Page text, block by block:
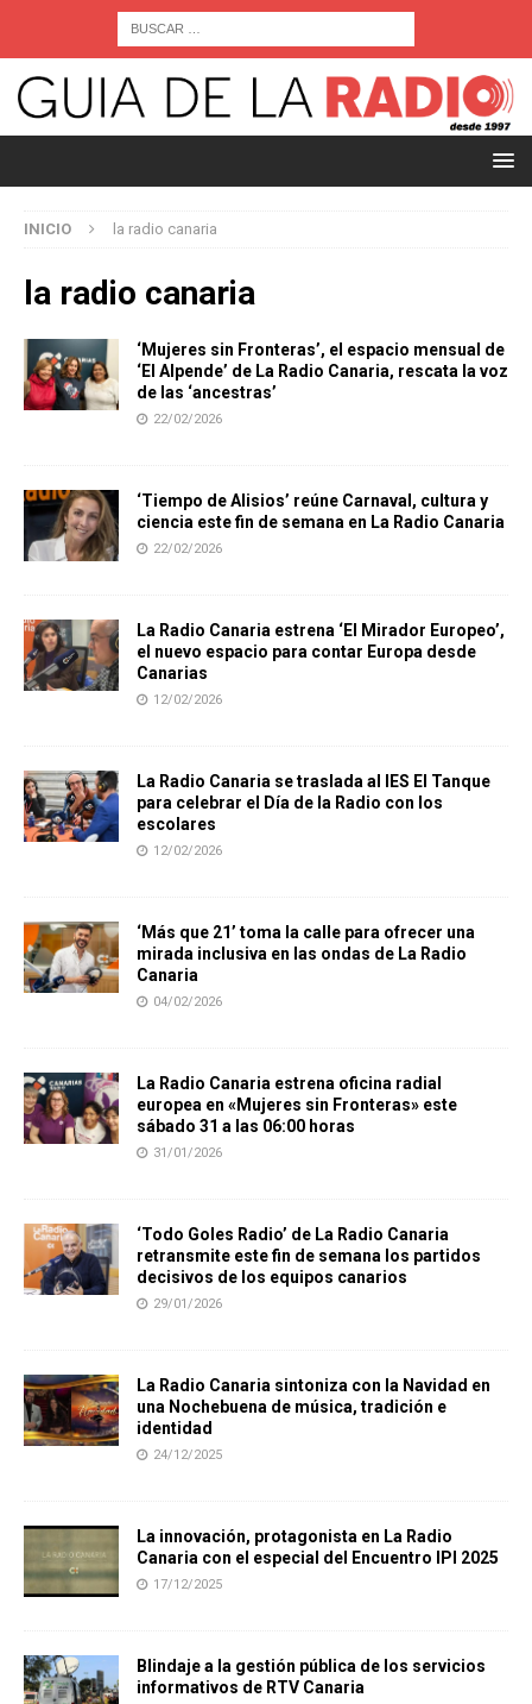
INICIO la radio canaria
la radio canaria
‘Mujeres sin Fronteras’, el espacio mensual de
‘El Alpende’ de La Radio Canaria, rescata la voz
de las ‘ancestras’
22/02/2026
‘Tiempo de Alisios’ reúne Carnaval, cultura y
ciencia este fin de semana en La Radio Canaria
22/02/2026
La Radio Canaria estrena ‘El Mirador Europeo’,
el nuevo espacio para contar Europa desde
Canarias
12/02/2026
La Radio Canaria se traslada al IES El Tanque
para celebrar el Día de la Radio con los
escolares
12/02/2026
‘Más que 21’ toma la calle para ofrecer una
mirada inclusiva en las ondas de La Radio
Canaria
04/02/2026
La Radio Canaria estrena oficina radial
europea en «Mujeres sin Fronteras» este
sábado 31 a las 06:00 horas
31/01/2026
‘Todo Goles Radio’ de La Radio Canaria
retransmite este fin de semana los partidos
decisivos de los equipos canarios
29/01/2026
La Radio Canaria sintoniza con la Navidad en
una Nochebuena de música, tradición e
identidad
24/12/2025
La innovación, protagonista en La Radio
Canaria con el especial del Encuentro IPI 2025
17/12/2025
Blindaje a la gestión pública de los servicios
informativos de RTV Canaria